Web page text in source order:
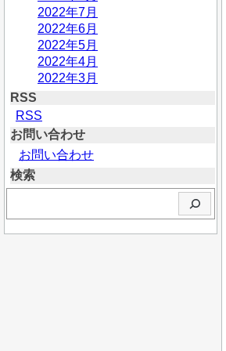
2022年7月
2022年6月
2022年5月
2022年4月
2022年3月
RSS
RSS
お問い合わせ
お問い合わせ
検索